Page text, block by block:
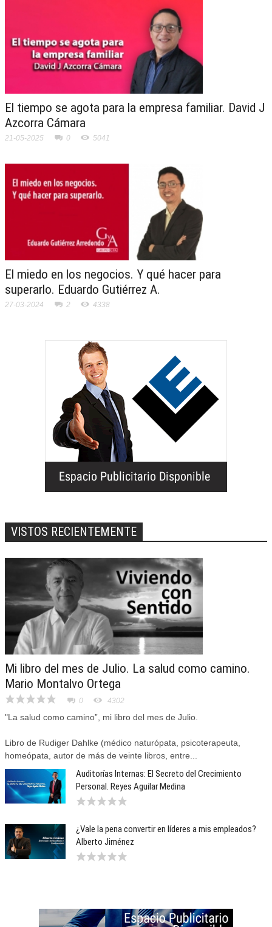
El tiempo se agota para la empresa familiar. David J
Azcorra Cámara
21-05-2025 0 5041
El miedo en los negocios. Y qué hacer para
superarlo. Eduardo Gutiérrez A.
27-03-2024 2 4338
VISTOS RECIENTEMENTE
Mi libro del mes de Julio. La salud como camino.
Mario Montalvo Ortega
0 4302
"La salud como camino”, mi libro del mes de Julio.
Libro de Rudiger Dahlke (médico naturópata, psicoterapeuta,
homeópata, autor de más de veinte libros, entre...
Auditorías Internas: El Secreto del Crecimiento
Personal. Reyes Aguilar Medina
¿Vale la pena convertir en líderes a mis empleados?
Alberto Jiménez